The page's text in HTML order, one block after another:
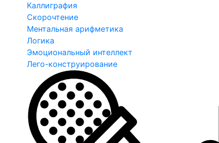
Каллиграфия
Скорочтение
Ментальная арифметика
Логика
Эмоциональный интеллект
Лего-конструирование